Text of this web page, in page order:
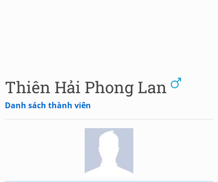
Thiên Hải Phong Lan
Danh sách thành viên